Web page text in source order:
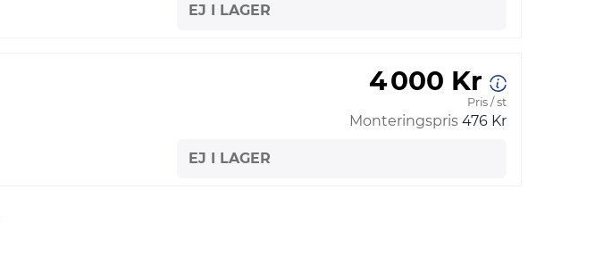
EJ I LAGER
4 000 Kr
Pris / st
Monteringspris 476 Kr
EJ I LAGER